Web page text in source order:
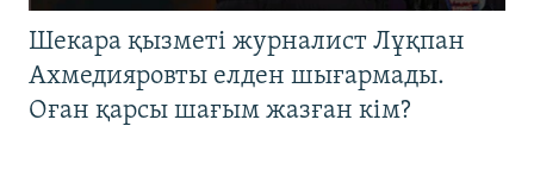
Шекара қызметі журналист Лұқпан
Ахмедияровты елден шығармады.
Оған қарсы шағым жазған кім?